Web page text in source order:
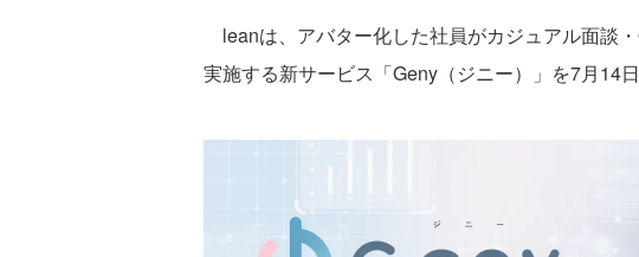
leanは、アバター化した社員がカジュアル面談
実施する新サービス「Geny（ジニー）」を7月14